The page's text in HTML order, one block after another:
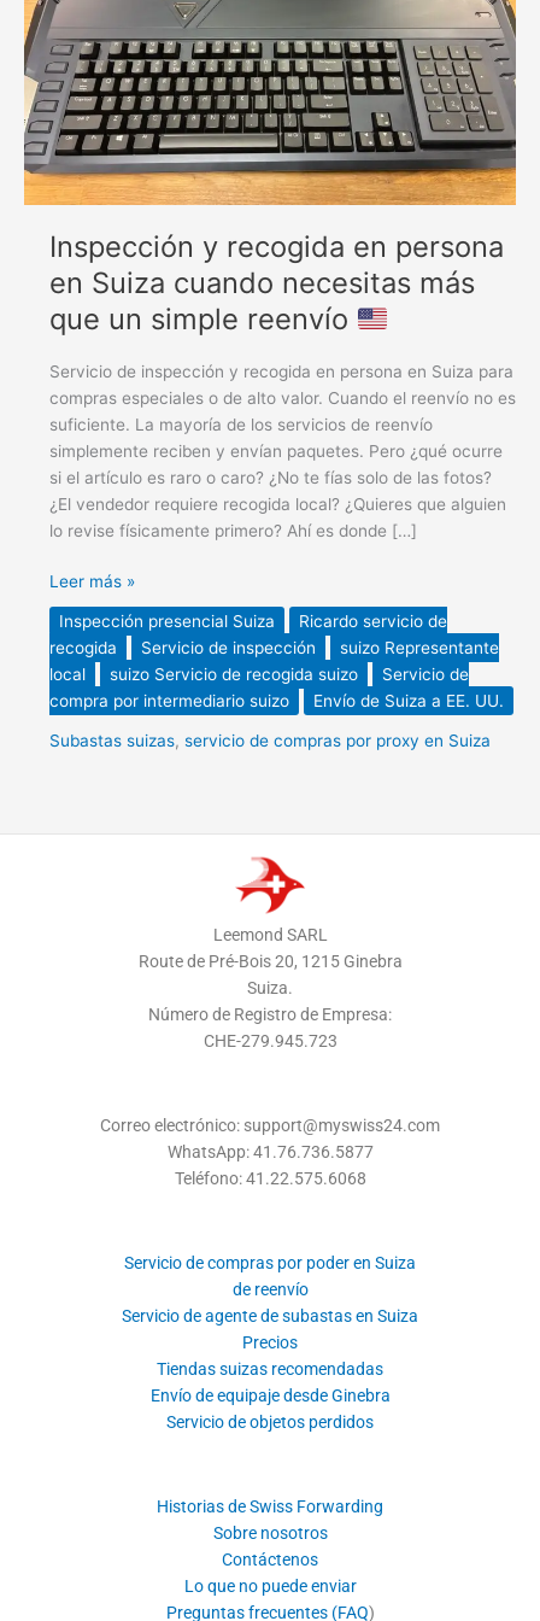
Inspección y recogida en persona
en Suiza cuando necesitas más
que un simple reenvío
Servicio de inspección y recogida en persona en Suiza para
compras especiales o de alto valor. Cuando el reenvío no es
suficiente. La mayoría de los servicios de reenvío
simplemente reciben y envían paquetes. Pero ¿qué ocurre
si el artículo es raro o caro? ¿No te fías solo de las fotos?
¿El vendedor requiere recogida local? ¿Quieres que alguien
lo revise físicamente primero? Ahí es donde […]
cuando
necesita
algo
más
que
un
simple
envío
Leer más »
Inspección presencial Suiza
Ricardo servicio de
recogida
Servicio de inspección
suizo Representante
local
suizo Servicio de recogida suizo
Servicio de
compra por intermediario suizo
Envío de Suiza a EE. UU.
Subastas suizas, servicio de compras por proxy en Suiza
Leemond SARL
Route de Pré-Bois 20, 1215 Ginebra
Suiza.
Número de Registro de Empresa:
CHE-279.945.723
Correo electrónico: support@myswiss24.com
WhatsApp: 41.76.736.5877
Teléfono: 41.22.575.6068
Servicio de compras por poder en Suiza
de reenvío
Servicio de agente de subastas en Suiza
Precios
Tiendas suizas recomendadas
Envío de equipaje desde Ginebra
Servicio de objetos perdidos
Historias de Swiss Forwarding
Sobre nosotros
Contáctenos
Lo que no puede enviar
Preguntas frecuentes (FAQ)